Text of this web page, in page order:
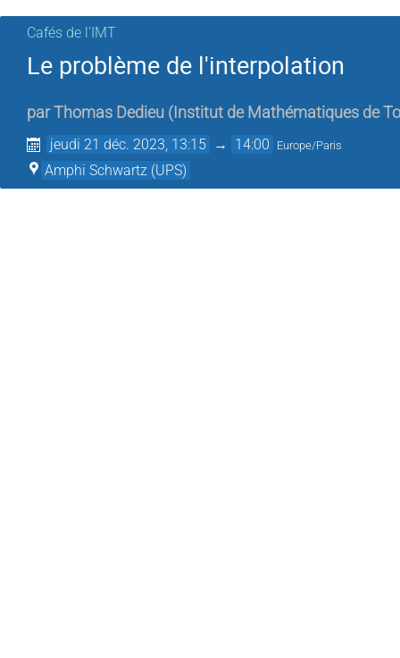
Cafés de l'IMT
Le problème de l'interpolation
parThomas Dedieu ( Institut de Mathématiques de
jeudi 21 déc. 2023, 13:15 → 14:00 Europe/Paris
Amphi Schwartz (UPS)